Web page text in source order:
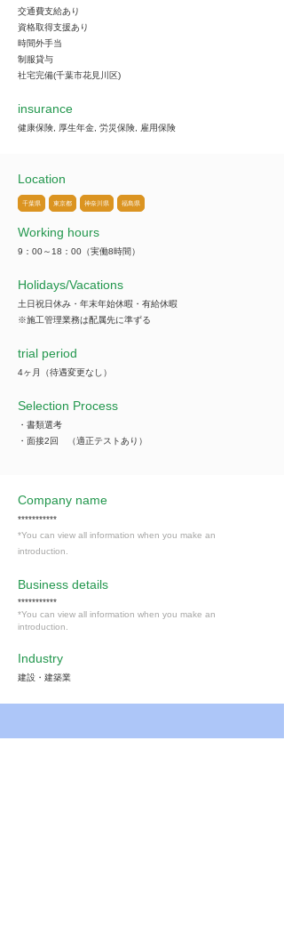
交通費支給あり
資格取得支援あり
時間外手当
制服貸与
社宅完備(千葉市花見川区)
insurance
健康保険, 厚生年金, 労災保険, 雇用保険
Location
千葉県 東京都 神奈川県 福島県
Working hours
9：00～18：00（実働8時間）
​Holidays/Vacations
土日祝日休み・年末年始休暇・有給休暇
※施工管理業務は配属先に準ずる
trial period
4ヶ月（待遇変更なし）
Selection Process
・書類選考
・面接2回 （適正テストあり）
Company name
***********
*You can view all information when you make an
introduction.
​Business details
***********
*You can view all information when you make an
introduction.
Industry
建設・建築業